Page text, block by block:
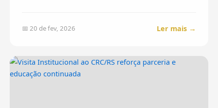
📅 20 de fev, 2026 Ler mais →